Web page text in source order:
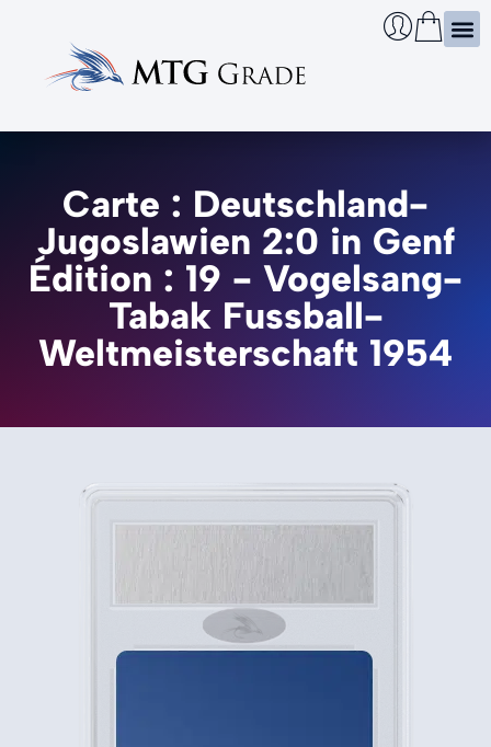
Carte : Deutschland-
Jugoslawien 2:0 in Genf
Édition : 19 - Vogelsang-
Tabak Fussball-
Weltmeisterschaft 1954